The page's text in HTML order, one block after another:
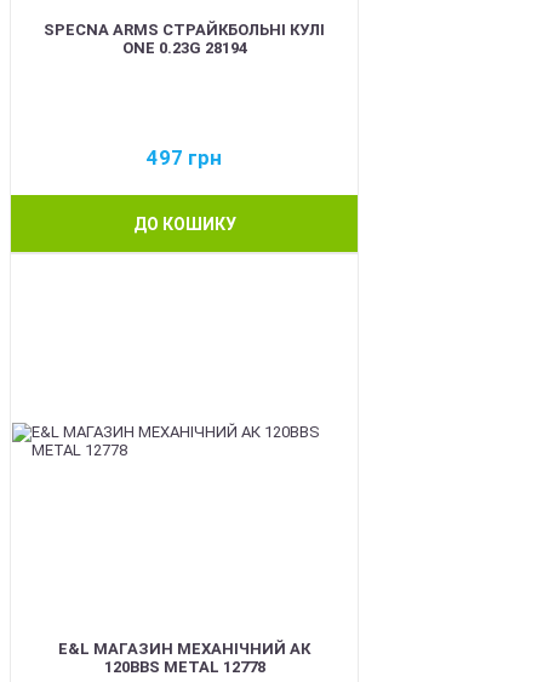
SPECNA ARMS СТРАЙКБОЛЬНІ КУЛІ
ONE 0.23G 28194
497 грн
ДО КОШИКУ
E&L МАГАЗИН МЕХАНІЧНИЙ АК
120BBS METAL 12778